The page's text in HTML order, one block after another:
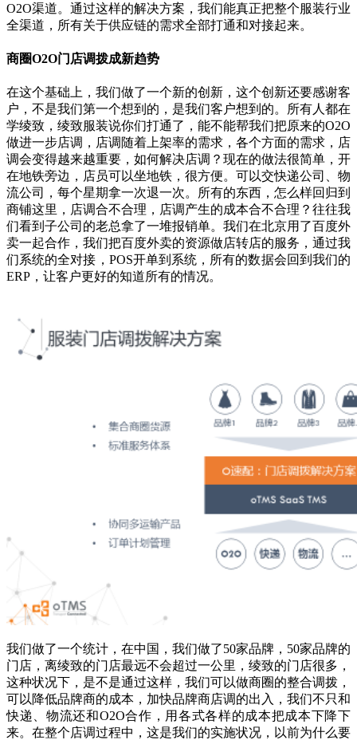
O2O渠道。通过这样的解决方案，我们能真正把整个服装行业
全渠道，所有关于供应链的需求全部打通和对接起来。
商圈O2O门店调拨成新趋势
在这个基础上，我们做了一个新的创新，这个创新还要感谢客
户，不是我们第一个想到的，是我们客户想到的。所有人都在
学绫致，绫致服装说你们打通了，能不能帮我们把原来的O2O
做进一步店调，店调随着上架率的需求，各个方面的需求，店
调会变得越来越重要，如何解决店调？现在的做法很简单，开
在地铁旁边，店员可以坐地铁，很方便。可以交快递公司、物
流公司，每个星期拿一次退一次。所有的东西，怎么样回归到
商铺这里，店调合不合理，店调产生的成本合不合理？往往我
们看到子公司的老总拿了一堆报销单。我们在北京用了百度外
卖一起合作，我们把百度外卖的资源做店转店的服务，通过我
们系统的全对接，POS开单到系统，所有的数据会回到我们的
ERP，让客户更好的知道所有的情况。
我们做了一个统计，在中国，我们做了50家品牌，50家品牌的
门店，离绫致的门店最远不会超过一公里，绫致的门店很多，
这种状况下，是不是通过这样，我们可以做商圈的整合调拨，
可以降低品牌商的成本，加快品牌商店调的出入，我们不只和
快递、物流还和O2O合作，用各式各样的成本把成本下降下
来。在整个店调过程中，这是我们的实施状况，以前为什么要